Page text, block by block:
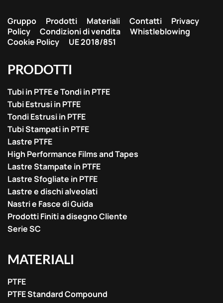
Gruppo Prodotti Materiali Contatti
Privacy
Policy
Condizioni di vendita
Whistleblowing
Cookie Policy
UE 2018/851
PRODOTTI
Tubi in PTFE e Tondi in PTFE
Tubi Estrusi in PTFE
Tondi Estrusi in PTFE
Tubi Stampati in PTFE
Lastre PTFE
High Performance Films and Tapes
Lastre Stampate in PTFE
Lastre Sfogliate in PTFE
Lastre e dischi alveolati
Nastri e Fasce di Guida
Prodotti Finiti a disegno Cliente
Serie SC
MATERIALI
PTFE
PTFE Standard Compound